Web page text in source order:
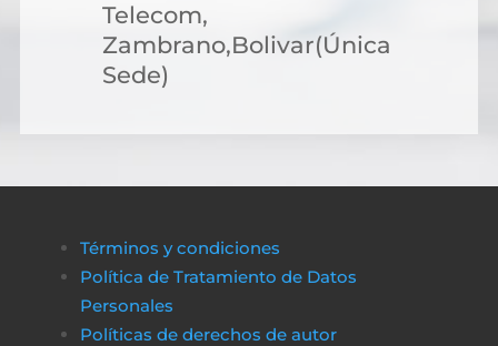
Telecom,
Zambrano,Bolivar(Única
Sede)
Términos y condiciones
Política de Tratamiento de Datos
Personales
Políticas de derechos de autor